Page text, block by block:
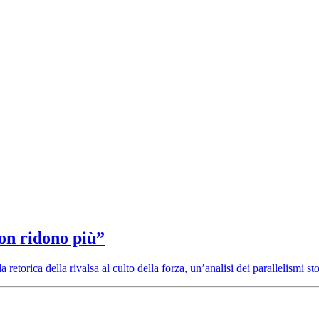
ridono più”
della rivalsa al culto della forza, un’analisi dei parallelismi